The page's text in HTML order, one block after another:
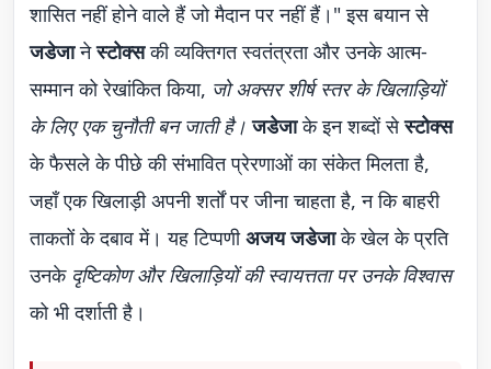
शासित नहीं होने वाले हैं जो मैदान पर नहीं हैं।" इस बयान से
जडेजानेस्टोक्सकी व्यक्तिगत स्वतंत्रता और उनके आत्म-
सम्मान को रेखांकित किया, जो अक्सर शीर्ष स्तर के खिलाड़ियों
के लिए एक चुनौती बन जाती है। जडेजाके इन शब्दों सेस्टोक्स
के फैसले के पीछे की संभावित प्रेरणाओं का संकेत मिलता है,
जहाँ एक खिलाड़ी अपनी शर्तों पर जीना चाहता है, न कि बाहरी
ताकतों के दबाव में। यह टिप्पणीअजय जडेजाके खेल के प्रति
उनके दृष्टिकोण और खिलाड़ियों की स्वायत्तता पर उनके विश्वास
को भी दर्शाती है।